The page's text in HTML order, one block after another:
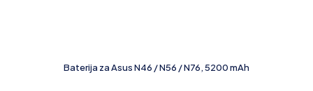
Baterija za Asus N46 / N56 / N76, 5200 mAh